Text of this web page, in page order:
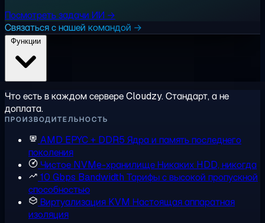
Посмотреть задачи ИИ →
Связаться с нашей командой →
Что есть в каждом сервере Cloudzy. Стандарт, а не
доплата.
ПРОИЗВОДИТЕЛЬНОСТЬ
AMD EPYC + DDR5 Ядра и память последнего
поколения
Чистое NVMe-хранилищеНикаких HDD, никогда
10 Gbps Bandwidth Тарифы с высокой пропускной
способностью
Виртуализация KVM Настоящая аппаратная
изоляция